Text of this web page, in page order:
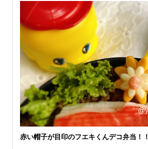
赤い帽子が目印のフエキくんデコ弁当！！